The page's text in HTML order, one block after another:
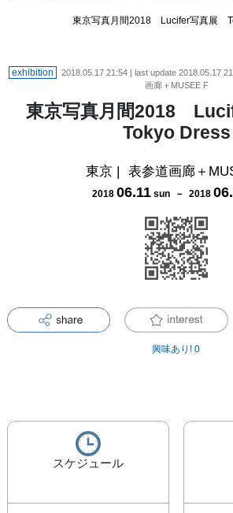
東京写真月間2018 Lucifer写真展
exhibition 2018.05.17 21:54| last update 2018.05.17
画廊＋MUSEE F
東京写真月間2018
Tokyo Dress
東京 | 表参道画廊＋
2018 06.11 sun － 2018 06.
興味あり! 0
スケジュール